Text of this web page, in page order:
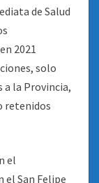
de Salud
2021
solo
la Provincia,
retenidos
el
San Felipe